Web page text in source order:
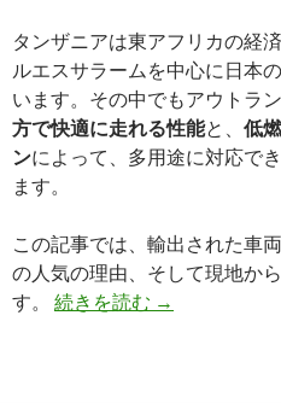
タンザニアは東アフリカの経
ルエスサラームを中心に日本
います。その中でもアウトラン
方で快適に走れる性能と、 低
ンによって、多用途に対応で
ます。
この記事では、輸出された車
の人気の理由、そして現地か
す。 続きを読む 【買
→